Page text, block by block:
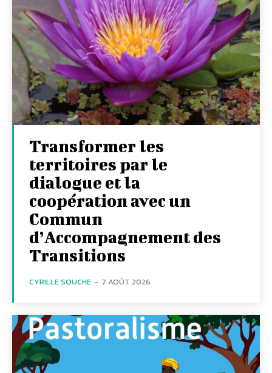
Transformer les
territoires par le
dialogue et la
coopération avec un
Commun
d’Accompagnement des
Transitions
CYRILLE SOUCHE - 7 AOÛT 2026